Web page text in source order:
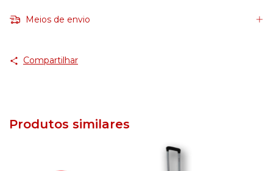
Meios de envio
Compartilhar
Produtos similares